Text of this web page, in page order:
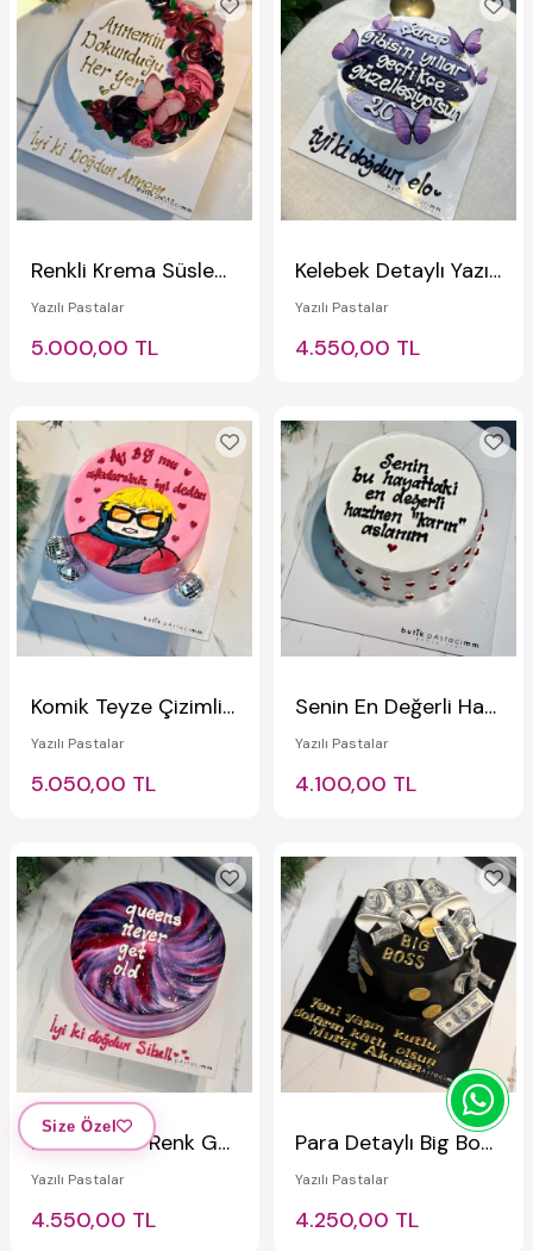
Renkli Krema Süslemeli Anne Pastası
Yazılı Pastalar
5.000,00 TL
Kelebek Detaylı Yazılı Pasta
Yazılı Pastalar
4.550,00 TL
Komik Teyze Çizimli Yazılı Pasta
Yazılı Pastalar
5.050,00 TL
Senin En Değerli Hazinen Karın Aslanım Yazılı Pasta
Yazılı Pastalar
4.100,00 TL
Pembe Mor Renk Geçişli Yazılı Pasta
Yazılı Pastalar
4.550,00 TL
Para Detaylı Big Boss Yazılı Pasta
Yazılı Pastalar
4.250,00 TL
Size Özel